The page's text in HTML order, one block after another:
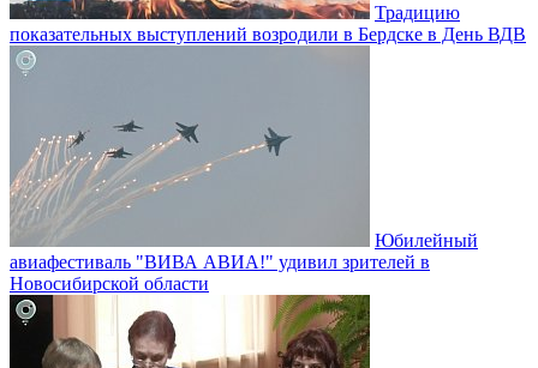
Традицию
показательных выступлений возродили в Бердске в День ВДВ
Юбилейный
авиафестиваль "ВИВА АВИА!" удивил зрителей в
Новосибирской области